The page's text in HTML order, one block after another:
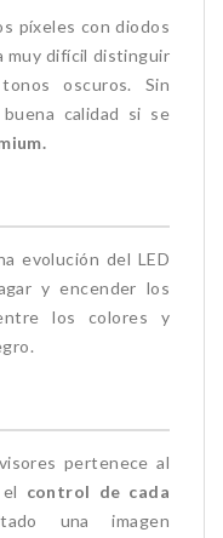
píxeles con diodos
muy difícil distinguir
oscuros. Sin
calidad si se
evolución del LED
y encender los
los colores y
pertenece al
control de cada
una imagen